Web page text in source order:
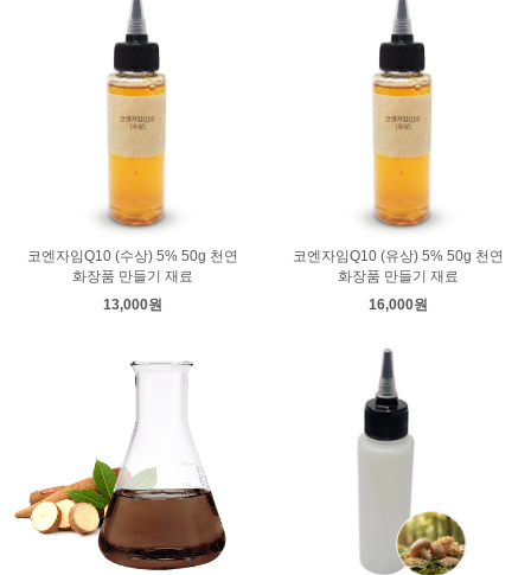
코엔자임Q10 (수상) 5% 50g 천연
화장품 만들기 재료
13,000원
코엔자임Q10 (유상) 5% 50g 천연
화장품 만들기 재료
16,000원